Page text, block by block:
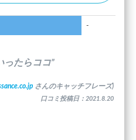
-
ったらココ”
さんのキャッチフレーズ)
口コミ投稿日：2021.8.20